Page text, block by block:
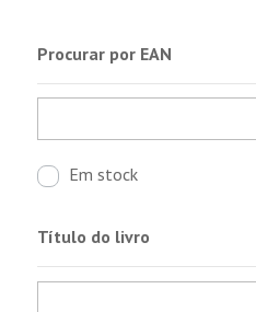
Procurar por EAN
Em stock
Título do livro